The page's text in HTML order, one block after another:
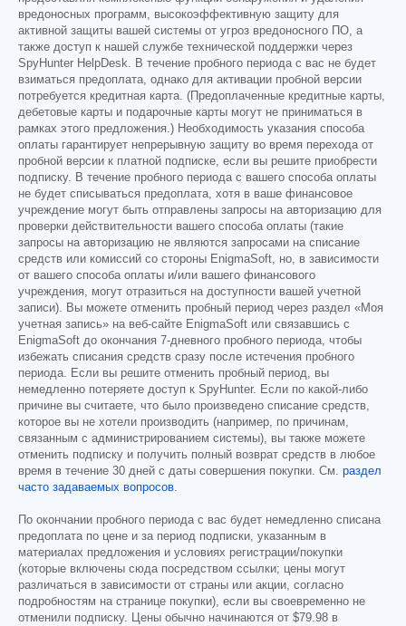
вредоносных программ, высокоэффективную защиту для
активной защиты вашей системы от угроз вредоносного ПО, а
также доступ к нашей службе технической поддержки через
SpyHunter HelpDesk. В течение пробного периода с вас не будет
взиматься предоплата, однако для активации пробной версии
потребуется кредитная карта. (Предоплаченные кредитные карты,
дебетовые карты и подарочные карты могут не приниматься в
рамках этого предложения.) Необходимость указания способа
оплаты гарантирует непрерывную защиту во время перехода от
пробной версии к платной подписке, если вы решите приобрести
подписку. В течение пробного периода с вашего способа оплаты
не будет списываться предоплата, хотя в ваше финансовое
учреждение могут быть отправлены запросы на авторизацию для
проверки действительности вашего способа оплаты (такие
запросы на авторизацию не являются запросами на списание
средств или комиссий со стороны EnigmaSoft, но, в зависимости
от вашего способа оплаты и/или вашего финансового
учреждения, могут отразиться на доступности вашей учетной
записи). Вы можете отменить пробный период через раздел «Моя
учетная запись» на веб-сайте EnigmaSoft или связавшись с
EnigmaSoft до окончания 7-дневного пробного периода, чтобы
избежать списания средств сразу после истечения пробного
периода. Если вы решите отменить пробный период, вы
немедленно потеряете доступ к SpyHunter. Если по какой-либо
причине вы считаете, что было произведено списание средств,
которое вы не хотели производить (например, по причинам,
связанным с администрированием системы), вы также можете
отменить подписку и получить полный возврат средств в любое
время в течение 30 дней с даты совершения покупки. См. раздел
часто задаваемых вопросов
По окончании пробного периода с вас будет немедленно списана
предоплата по цене и за период подписки, указанным в
материалах предложения и условиях регистрации/покупки
(которые включены сюда посредством ссылки; цены могут
различаться в зависимости от страны или акции, согласно
подробностям на странице покупки), если вы своевременно не
отменили подписку. Цены обычно начинаются от $79.98 в